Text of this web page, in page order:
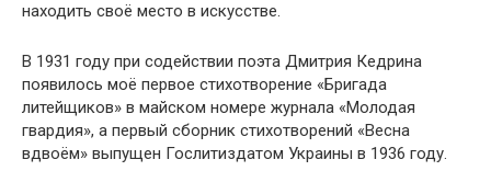
находить своё место в искусстве.
В 1931 году при содействии поэта Дмитрия Кедрина
появилось моё первое стихотворение «Бригада
литейщиков» в майском номере журнала «Молодая
гвардия», а первый сборник стихотворений «Весна
вдвоём» выпущен Гослитиздатом Украины в 1936 году.